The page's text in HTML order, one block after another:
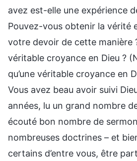
avez est-elle une expérience
Pouvez-vous obtenir la vérité
votre devoir de cette manière
véritable croyance en Dieu ?
qu’une véritable croyance en
Vous avez beau avoir suivi
années, lu un grand nombre
écouté bon nombre de
nombreuses doctrines – et
certains d’entre vous, être